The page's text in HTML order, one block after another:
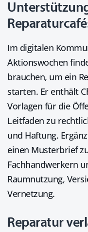
Im digitalen
Aktionswochen
brauchen, um ein
starten. Er enthält
Vorlagen für die
Leitfaden zu
und Haftung.
einen Musterbrief
Fachhandwerkern
Raumnutzung,
Vernetzung.
Reparatur